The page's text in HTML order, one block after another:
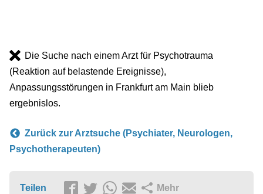
Die Suche nach einem Arzt für Psychotrauma
(Reaktion auf belastende Ereignisse),
Anpassungsstörungen in Frankfurt am Main blieb
ergebnislos.
Zurück zur Arztsuche (Psychiater, Neurologen,
Psychotherapeuten)
Teilen Mehr